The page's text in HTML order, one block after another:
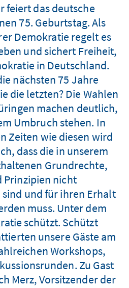
feiert das deutsche
75. Geburtstag. Als
Demokratie regelt es
und sichert Freiheit,
in Deutschland.
nächsten 75 Jahre
die letzten? Die Wahlen
machen deutlich,
Umbruch stehen. In
Zeiten wie diesen wird
dass die in unserem
Grundrechte,
Prinzipien nicht
und für ihren Erhalt
muss. Unter dem
schützt. Schützt
unsere Gäste am
Workshops,
Zu Gast
Merz, Vorsitzender der